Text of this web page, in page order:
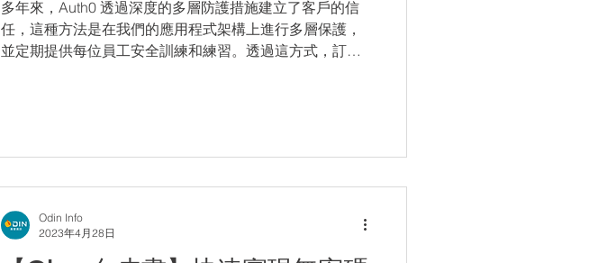
多年來，Auth0 透過深度的多層防護措施建立了客戶的信
任，這種方法是在我們的應用程式架構上進行多層保護，
並定期提供每位員工安全訓練和練習。透過這方式，訂閱
Odin Info
2023年4月28日